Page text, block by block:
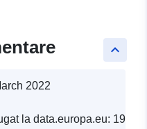
keyboard_arrow_up
2022
la data.europa.eu: 19